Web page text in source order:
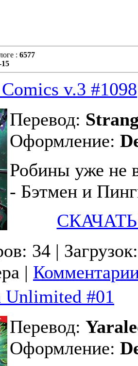
: 6577
15
v.3 #1098
Перевод:
Оформление:
Робины уже не
- Бэтмен и
34 |
|
Unlimited #01
Перевод:
Оформление: